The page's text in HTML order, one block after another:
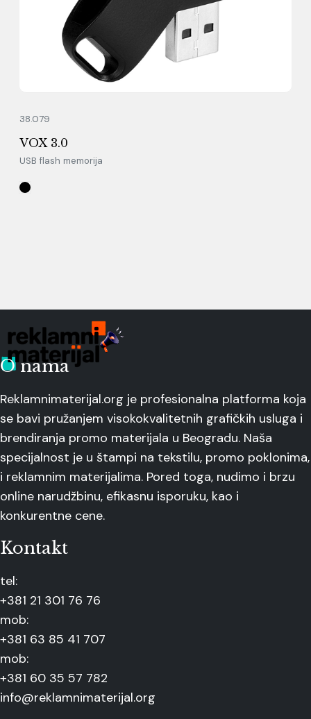
38.079
VOX 3.0
USB flash memorija
O nama
Reklamnimaterijal.org je profesionalna platforma koja
se bavi pružanjem visokokvalitetnih grafičkih usluga i
brendiranja promo materijala u Beogradu. Naša
specijalnost je u štampi na tekstilu, promo poklonima,
i reklamnim materijalima. Pored toga, nudimo i brzu
online narudžbinu, efikasnu isporuku, kao i
konkurentne cene.
Kontakt
tel:
+381 21 301 76 76
mob:
+381 63 85 41 707
mob:
+381 60 35 57 782
info@reklamnimaterijal.org